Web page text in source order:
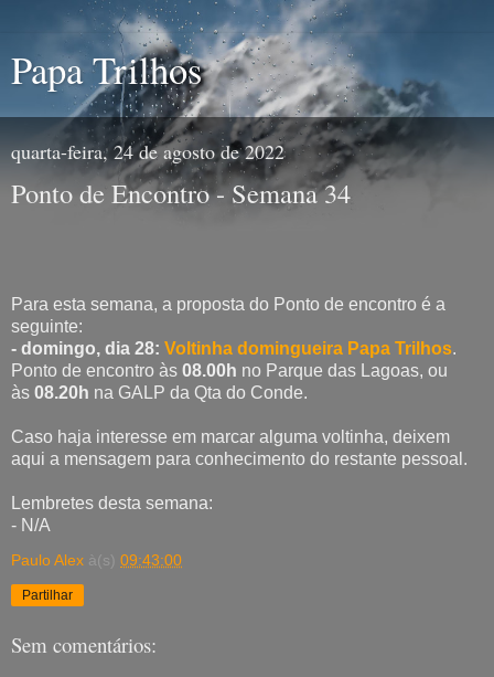
Papa Trilhos
quarta-feira, 24 de agosto de 2022
Ponto de Encontro - Semana 34
Para esta semana, a proposta do Ponto de encontro é a
seguinte:
- domingo, dia 28: Voltinha domingueira Papa Trilhos.
Ponto de encontro às 08.00h no Parque das Lagoas, ou
às 08.20h na GALP da Qta do Conde.
Caso haja interesse em marcar alguma voltinha, deixem
aqui a mensagem para conhecimento do restante pessoal.
Lembretes desta semana:
- N/A
Paulo Alex à(s) 09:43:00
Partilhar
Sem comentários: